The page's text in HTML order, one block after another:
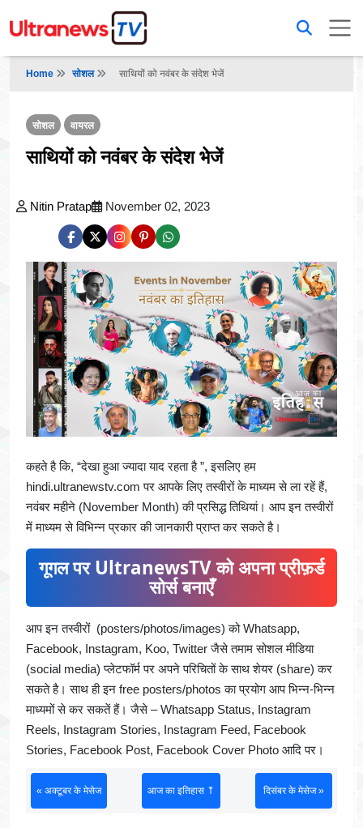
Home सोशल साथियों को नवंबर के संदेश भेजें
सोशल वायरल
साथियों को नवंबर के संदेश भेजें
Nitin Pratap November 02, 2023
कहते है कि, “देखा हुआ ज्यादा याद रहता है ”, इसलिए हम
hindi.ultranewstv.com पर आपके लिए तस्वीरों के माध्यम से ला रहें हैं,
नवंबर महीने (November Month) की प्रसिद्ध तिथियां। आप इन तस्वीरों
में माध्यम से विभिन्न प्रकार की जानकारी प्राप्त कर सकते है।
गूगल पर UltranewsTV को अपना प्रीफ़र्ड
सोर्स बनाएँ
आप इन तस्वीरों (posters/photos/images) को Whatsapp,
Facebook, Instagram, Koo, Twitter जैसे तमाम सोशल मीडिया
(social media) प्लेटफॉर्म पर अपने परिचितों के साथ शेयर (share) कर
सकते है। साथ ही इन free posters/photos का प्रयोग आप भिन्न-भिन्न
माध्यमों से कर सकतें हैं। जैसे – Whatsapp Status, Instagram
Reels, Instagram Stories, Instagram Feed, Facebook
Stories, Facebook Post, Facebook Cover Photo आदि पर।
« अक्टूबर के मेसेज आज का इतिहास ⤒ दिसंबर के मेसेज »